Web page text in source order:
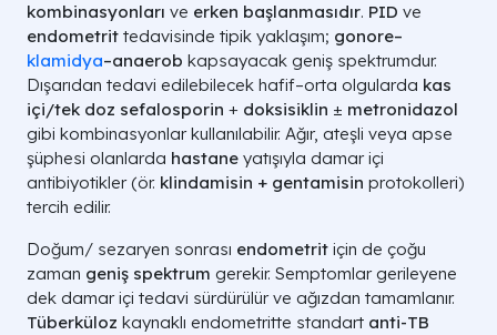
kombinasyonları ve erken başlanmasıdır. PID ve
endometrit tedavisinde tipik yaklaşım; gonore–
klamidya–anaerob kapsayacak geniş spektrumdur.
Dışarıdan tedavi edilebilecek hafif–orta olgularda kas
içi/tek doz sefalosporin + doksisiklin ± metronidazol
gibi kombinasyonlar kullanılabilir. Ağır, ateşli veya apse
şüphesi olanlarda hastane yatışıyla damar içi
antibiyotikler (ör. klindamisin + gentamisin protokolleri)
tercih edilir.
Doğum/ sezaryen sonrası endometrit için de çoğu
zaman geniş spektrum gerekir. Semptomlar gerileyene
dek damar içi tedavi sürdürülür ve ağızdan tamamlanır.
Tüberküloz kaynaklı endometritte standart anti-TB